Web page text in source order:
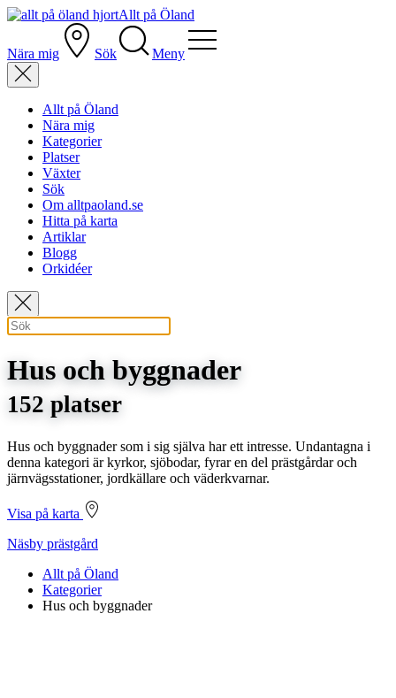
Allt på Öland
Nära mig Sök Meny
Allt på Öland
Nära mig
Kategorier
Platser
Växter
Sök
Om alltpaoland.se
Hitta på karta
Artiklar
Blogg
Orkidéer
Hus och byggnader
152 platser
Hus och byggnader som i sig själva har ett intresse. Undantagna i
denna kategori är kyrkor, sjöbodar, fyrar en del prästgårdar och
järnvägsstationer, jordkällare och väderkvarnar.
Visa på karta
Näsby prästgård
Allt på Öland
Kategorier
Hus och byggnader